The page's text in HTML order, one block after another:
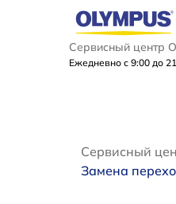
Сервисный центр
Ежедневно с 9:00 до
Сервисный
Замена